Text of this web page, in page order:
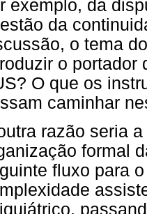
exemplo, da
da
o tema
o portador
O que os
caminhar
razão seria
formal
fluxo para